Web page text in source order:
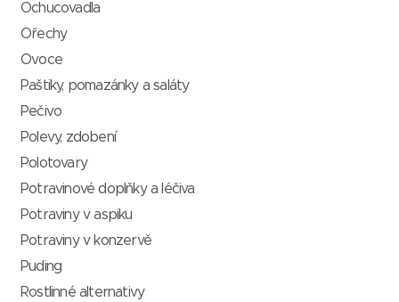
Ochucovadla
Ořechy
Ovoce
Paštiky, pomazánky a saláty
Pečivo
Polevy, zdobení
Polotovary
Potravinové doplňky a léčiva
Potraviny v aspiku
Potraviny v konzervě
Puding
Rostlinné alternativy